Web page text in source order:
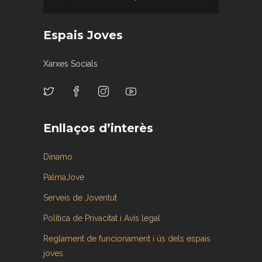
Espais Joves
Xarxes Socials
Enllaços d’interès
Dinamo
PalmaJove
Serveis de Joventut
Política de Privacitat i Avís legal
Reglament de funcionament i ús dels espais
joves